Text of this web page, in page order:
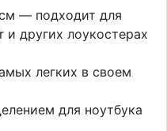
— подходит для
и других лоукостерах
легких в своем
для ноутбука